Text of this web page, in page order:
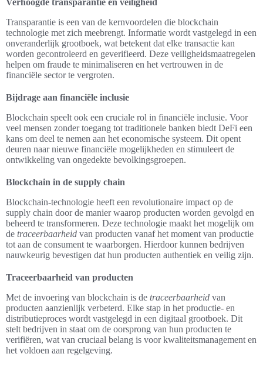
Verhoogde transparantie en veiligheid
Transparantie is een van de kernvoordelen die blockchain
technologie met zich meebrengt. Informatie wordt vastgelegd in een
onveranderlijk grootboek, wat betekent dat elke transactie kan
worden gecontroleerd en geverifieerd. Deze veiligheidsmaatregelen
helpen om fraude te minimaliseren en het vertrouwen in de
financiële sector te vergroten.
Bijdrage aan financiële inclusie
Blockchain speelt ook een cruciale rol in financiële inclusie. Voor
veel mensen zonder toegang tot traditionele banken biedt DeFi een
kans om deel te nemen aan het economische systeem. Dit opent
deuren naar nieuwe financiële mogelijkheden en stimuleert de
ontwikkeling van ongedekte bevolkingsgroepen.
Blockchain in de supply chain
Blockchain-technologie heeft een revolutionaire impact op de
supply chain door de manier waarop producten worden gevolgd en
beheerd te transformeren. Deze technologie maakt het mogelijk om
de traceerbaarheid van producten vanaf het moment van productie
tot aan de consument te waarborgen. Hierdoor kunnen bedrijven
nauwkeurig bevestigen dat hun producten authentiek en veilig zijn.
Traceerbaarheid van producten
Met de invoering van blockchain is de traceerbaarheid van
producten aanzienlijk verbeterd. Elke stap in het productie- en
distributieproces wordt vastgelegd in een digitaal grootboek. Dit
stelt bedrijven in staat om de oorsprong van hun producten te
verifiëren, wat van cruciaal belang is voor kwaliteitsmanagement en
het voldoen aan regelgeving.